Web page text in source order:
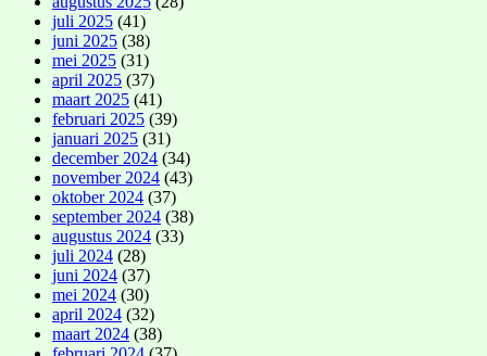
juli 2025 (41)
juni 2025 (38)
mei 2025 (31)
april 2025 (37)
maart 2025 (41)
februari 2025 (39)
januari 2025 (31)
december 2024 (34)
november 2024 (43)
oktober 2024 (37)
september 2024 (38)
augustus 2024 (33)
juli 2024 (28)
juni 2024 (37)
mei 2024 (30)
april 2024 (32)
maart 2024 (38)